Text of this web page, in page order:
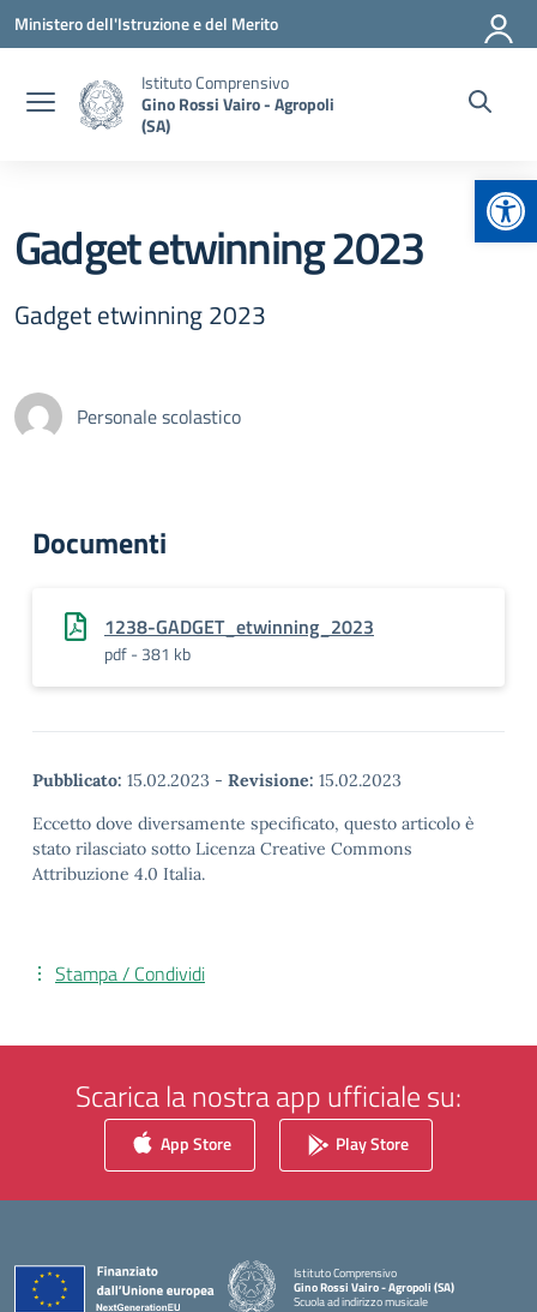
Vai ai contenuti
Vai al menu di navigazione
Vai al footer
Ministero dell'Istruzione e del Merito
Istituto Comprensivo
Gino Rossi Vairo - Agropoli
(SA)
Gadget etwinning 2023
Gadget etwinning 2023
Personale scolastico
Documenti
1238-GADGET_etwinning_2023
pdf - 381 kb
Pubblicato: 15.02.2023 - Revisione: 15.02.2023
Eccetto dove diversamente specificato, questo articolo è
stato rilasciato sotto Licenza Creative Commons
Attribuzione 4.0 Italia.
Stampa / Condividi
Scarica la nostra app ufficiale su:
App Store Play Store
Istituto Comprensivo
Gino Rossi Vairo - Agropoli (SA)
Scuola ad indirizzo musicale